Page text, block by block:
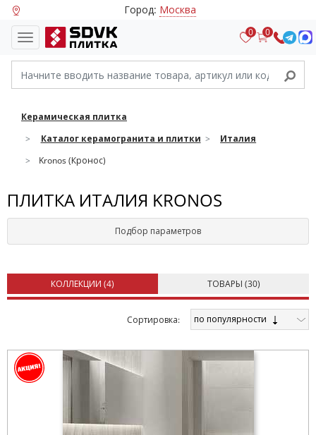
Город: Москва
0 0
Керамическая плитка
Каталог керамогранита и плитки
Италия
Kronos (Кронос)
ПЛИТКА ИТАЛИЯ KRONOS
Подбор параметров
КОЛЛЕКЦИИ (4) ТОВАРЫ (30)
Cортировка: по популярности